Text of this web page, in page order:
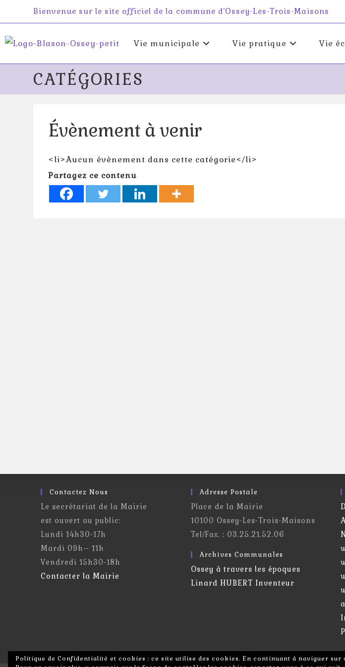
content
Bienvenue sur le site officiel de la commune d’Ossey-Les-Trois-Maisons
Vie municipale Vie pratique Vie
CATÉGORIES
Évènement à venir
<li>Aucun évènement dans cette catégorie</li>
Partagez ce contenu
Contactez Nous
Le secrétariat de la Mairie
est ouvert au public:
Lundi 14h30-17h
Mardi 09h– 11h
Vendredi 15h30-18h
Contacter la Mairie
Adresse Postale
Place de la Mairie
10100 Ossey-Les-Trois-Maisons
Tel/Fax. : 03.25.21.52.06
Archives Communales
Ossey à travers les époques
Linard HUBERT Inventeur
Politique de Confidentialité et cookies : ce site utilise des cookies. En continuant à naviguer sur